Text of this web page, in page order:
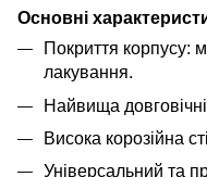
Основні
Покриття корпусу:
лакування.
Найвища
Висока корозійна
Універсальний та